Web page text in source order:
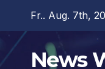
springen
Fr.. Aug. 7th,
News